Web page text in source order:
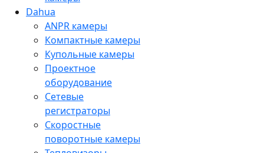
Dahua
ANPR камеры
Компактные камеры
Купольные камеры
Проектное
оборудование
Сетевые
регистраторы
Скоростные
поворотные камеры